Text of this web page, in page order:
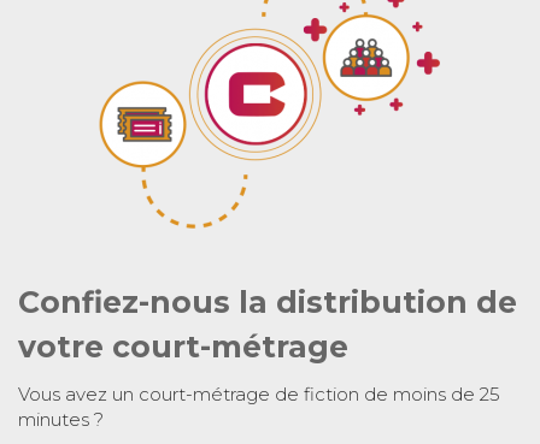
Confiez-nous la distribution de
votre court-métrage
Vous avez un court-métrage de fiction de moins de 25
minutes ?